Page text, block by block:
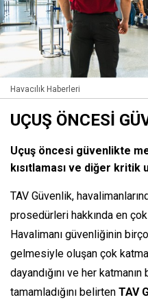
Havacılık Haberleri
UÇUŞ ÖNCESİ
Uçuş öncesi güvenlikte
kısıtlaması ve diğer kritik
TAV Güvenlik,
prosedürleri hakkında en
Havalimanı güvenliğinin
gelmesiyle oluşan çok
dayandığını ve her
tamamladığını belirten TAV